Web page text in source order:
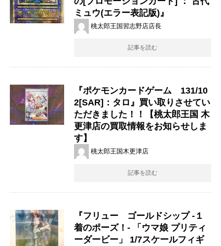
ミュウ(エラー表記版)』
桃太郎王国習志野店店長
記事を読む
『ポケモンカードゲーム 131/10
2[SAR]：タロ』買い取りさせてい
ただきました！！【桃太郎王国 木
更津店の買取情報をお知らせしま
す】
桃太郎王国木更津店
記事を読む
『フリュー ゴールドシップ -１
着のポーズ！- 「ウマ娘 プリティ
ーダービー」 1/7スケールフィギ